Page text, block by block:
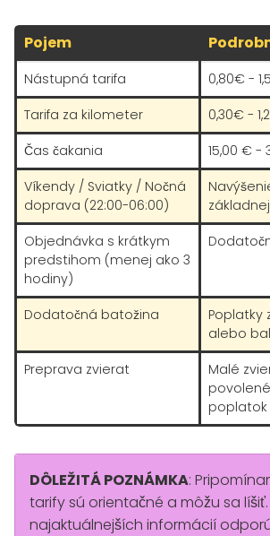
Pojem
Nástupná tarifa
0,80€ -
Tarifa za kilometer
0,30€ -
Čas čakania
15,00 € -
Víkendy / Sviatky / Nočná
doprava (22:00-06:00)
Objednávka s krátkym
predstihom (menej ako 3
hodiny)
Dodatočná batožina
Poplatky
alebo
Preprava zvierat
Malé
poplatok
DÔLEŽITÁ POZNÁMKA:
tarify sú orientačné a môžu sa líšiť.
najaktuálnejších informácií